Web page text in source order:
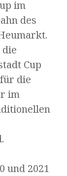
im
des
Cup
die
im
und 2021